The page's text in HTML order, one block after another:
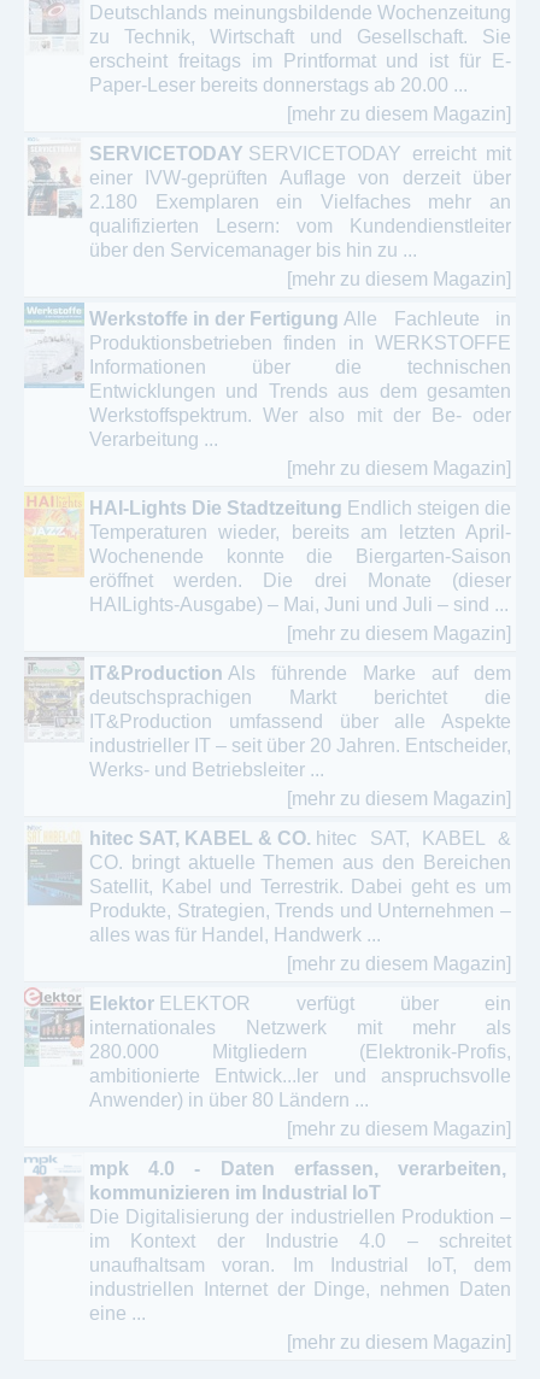
Deutschlands meinungsbildende Wochenzeitung
zu Technik, Wirtschaft und Gesellschaft. Sie
erscheint freitags im Printformat und ist für E-
Paper-Leser bereits donnerstags ab 20.00 ...
[mehr zu diesem Magazin]
SERVICETODAY SERVICETODAY erreicht mit
einer IVW-geprüften Auflage von derzeit über
2.180 Exemplaren ein Vielfaches mehr an
qualifizierten Lesern: vom Kundendienstleiter
über den Servicemanager bis hin zu ...
[mehr zu diesem Magazin]
Werkstoffe in der Fertigung Alle Fachleute in
Produktionsbetrieben finden in WERKSTOFFE
Informationen über die technischen
Entwicklungen und Trends aus dem gesamten
Werkstoffspektrum. Wer also mit der Be- oder
Verarbeitung ...
[mehr zu diesem Magazin]
HAI-Lights Die Stadtzeitung Endlich steigen die
Temperaturen wieder, bereits am letzten April-
Wochenende konnte die Biergarten-Saison
eröffnet werden. Die drei Monate (dieser
HAILights-Ausgabe) – Mai, Juni und Juli – sind ...
[mehr zu diesem Magazin]
IT&Production Als führende Marke auf dem
deutschsprachigen Markt berichtet die
IT&Production umfassend über alle Aspekte
industrieller IT – seit über 20 Jahren. Entscheider,
Werks- und Betriebsleiter ...
[mehr zu diesem Magazin]
hitec SAT, KABEL & CO. hitec SAT, KABEL &
CO. bringt aktuelle Themen aus den Bereichen
Satellit, Kabel und Terrestrik. Dabei geht es um
Produkte, Strategien, Trends und Unternehmen –
alles was für Handel, Handwerk ...
[mehr zu diesem Magazin]
Elektor ELEKTOR verfügt über ein
internationales Netzwerk mit mehr als
280.000 Mitgliedern (Elektronik-Profis,
ambitionierte Entwick...ler und anspruchsvolle
Anwender) in über 80 Ländern ...
[mehr zu diesem Magazin]
mpk 4.0 - Daten erfassen, verarbeiten,
kommunizieren im Industrial IoT
Die Digitalisierung der industriellen Produktion –
im Kontext der Industrie 4.0 – schreitet
unaufhaltsam voran. Im Industrial IoT, dem
industriellen Internet der Dinge, nehmen Daten
eine ...
[mehr zu diesem Magazin]